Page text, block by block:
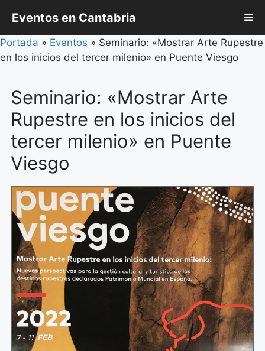
contenido
Eventos en Cantabria
Portada » Eventos » Seminario: «Mostrar Arte Rupestre
en los inicios del tercer milenio» en Puente Viesgo
Seminario: «Mostrar Arte
Rupestre en los inicios del
tercer milenio» en Puente
Viesgo